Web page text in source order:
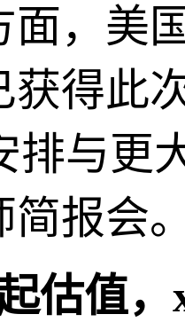
面，美
获得此
排与
简报会
估值